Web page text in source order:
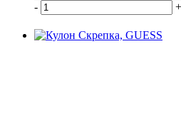
-
+